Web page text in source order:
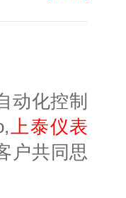
动化控制
上泰仪表
户共同思